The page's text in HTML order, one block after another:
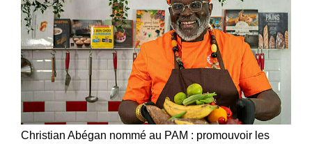
Christian Abégan nommé au PAM : promouvoir les